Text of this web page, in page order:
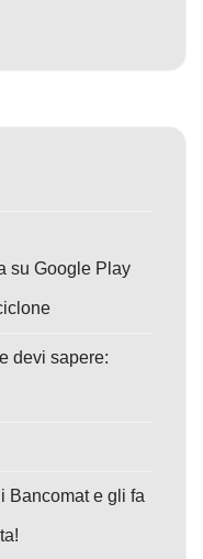
su Google Play
devi sapere:
Bancomat e gli fa